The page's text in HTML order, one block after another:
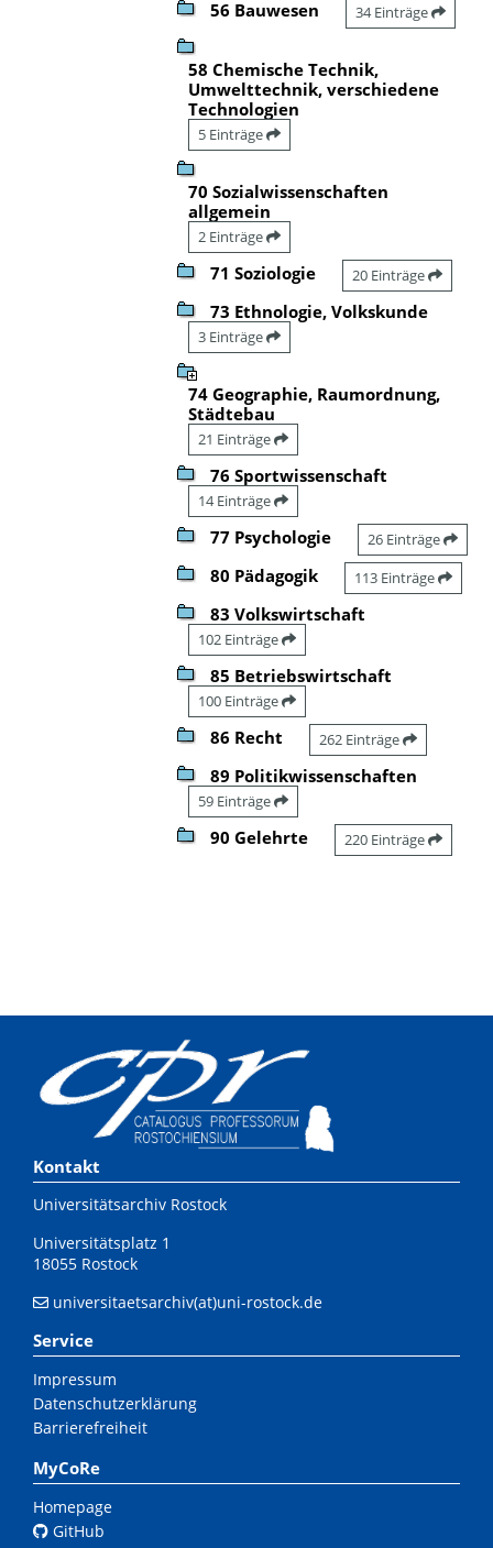
56 Bauwesen 34 Einträge
58 Chemische Technik,
Umwelttechnik, verschiedene
Technologien
5 Einträge
70 Sozialwissenschaften
allgemein
2 Einträge
71 Soziologie 20 Einträge
73 Ethnologie, Volkskunde
3 Einträge
74 Geographie, Raumordnung,
Städtebau
21 Einträge
76 Sportwissenschaft
14 Einträge
77 Psychologie 26 Einträge
80 Pädagogik 113 Einträge
83 Volkswirtschaft
102 Einträge
85 Betriebswirtschaft
100 Einträge
86 Recht 262 Einträge
89 Politikwissenschaften
59 Einträge
90 Gelehrte 220 Einträge
Kontakt
Universitätsarchiv Rostock
Universitätsplatz 1
18055 Rostock
universitaetsarchiv(at)uni-rostock.de
Service
Impressum
Datenschutzerklärung
Barrierefreiheit
MyCoRe
Homepage
GitHub